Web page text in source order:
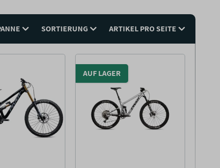
SORTIERUNG ARTIKEL PRO SEITE
AUF LAGER